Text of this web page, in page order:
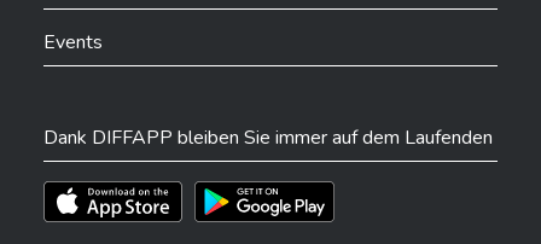
Events
Dank DIFFAPP bleiben Sie immer auf dem Laufenden
Téléchargez l'app sur l'App StoreTéléchargez l'app sur Play Store